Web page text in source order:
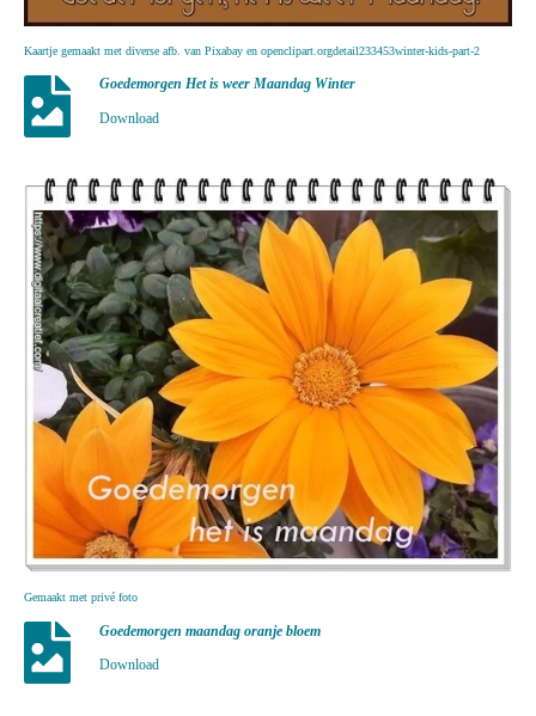
Kaartje gemaakt met diverse afb. van Pixabay en openclipart.orgdetail233453winter-kids-part-2
Goedemorgen Het is weer Maandag Winter
Download
Gemaakt met privé foto
Goedemorgen maandag oranje bloem
Download